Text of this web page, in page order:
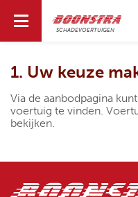
SCHADEVOERTUIGEN
NL
1. Uw keuze
Via de aanbodpagina
voertuig te vinden.
bekijken.